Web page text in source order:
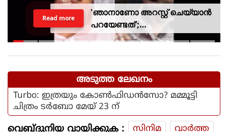
'ഞാനാണോ അറസ്റ്റ് ചെയ്യാൻ
പറയേണ്ടത്';
ടി.ജി.മോഹൻദാസിനെതിരായ
Read more
അടുത്ത ലേഖനം
Turbo: ഇത്രയും കോണ്‍ഫിഡന്‍സോ? മമ്മൂട്ടി
ചിത്രം ടര്‍ബോ മേയ് 23 ന്
വെബ്ദുനിയ വായിക്കുക : സിനിമ വാര്‍ത്ത